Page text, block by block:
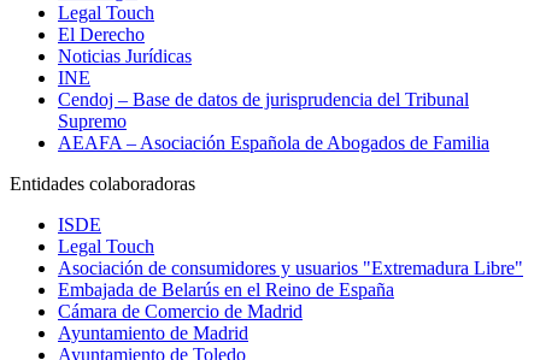
Legal Touch
El Derecho
Noticias Jurídicas
INE
Cendoj – Base de datos de jurisprudencia del Tribunal
Supremo
AEAFA – Asociación Española de Abogados de Familia
Entidades colaboradoras
ISDE
Legal Touch
Asociación de consumidores y usuarios "Extremadura Libre"
Embajada de Belarús en el Reino de España
Cámara de Comercio de Madrid
Ayuntamiento de Madrid
Ayuntamiento de Toledo